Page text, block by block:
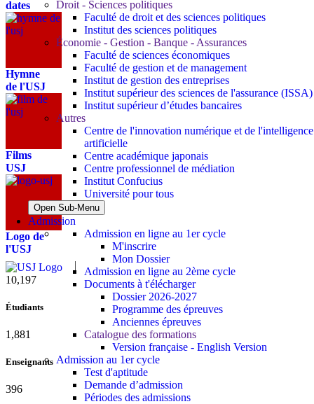
Droit - Sciences politiques
Faculté de droit et des sciences politiques
Institut des sciences politiques
Économie - Gestion - Banque - Assurances
Faculté de sciences économiques
Faculté de gestion et de management
Institut de gestion des entreprises
Institut supérieur des sciences de l'assurance (ISSA)
Institut supérieur d’études bancaires
Autres
Centre de l'innovation numérique et de l'intelligence
artificielle
Centre académique japonais
Centre professionnel de médiation
Institut Confucius
Université pour tous
Open Sub-Menu
Admission
Admission en ligne au 1er cycle
M'inscrire
Mon Dossier
Admission en ligne au 2ème cycle
Documents à t'élécharger
Dossier 2026-2027
Programme des épreuves
Anciennes épreuves
Catalogue des formations
Version française - English Version
Admission au 1er cycle
Test d'aptitude
Demande d’admission
Périodes des admissions
dates
Hymne
de l'USJ
Films
USJ
Logo de
l'USJ
10,815
Étudiants
1,995
Enseignants
420